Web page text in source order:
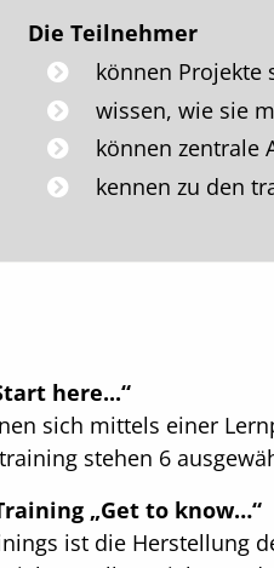
Die Teilnehmer
können Projekte
wissen, wie sie
können zentrale
kennen zu den
here...“
sich mittels einer
stehen 6
„Get to know…“
ist die Herstellung